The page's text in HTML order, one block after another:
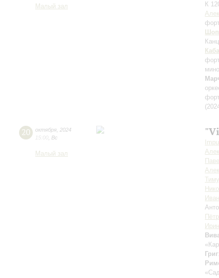
Малый зал
К
20 октября 2024
15:00 Вс
Малый зал
Григ